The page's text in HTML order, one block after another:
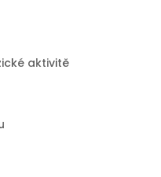
aktivitě